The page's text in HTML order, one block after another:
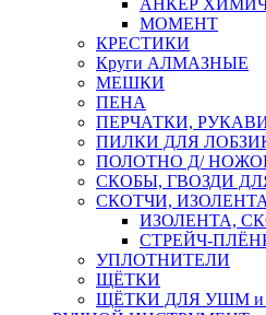
АНКЕР
МОМЕНТ
КРЕСТИКИ
Круги АЛМАЗНЫЕ
МЕШКИ
ПЕНА
ПЕРЧАТКИ,
ПИЛКИ ДЛЯ
ПОЛОТНО Д/
СКОБЫ, ГВОЗДИ
СКОТЧИ,
ИЗОЛЕНТА,
СТРЕЙЧ-
УПЛОТНИТЕЛИ
ЩЁТКИ
ЩЁТКИ ДЛЯ УШМ и